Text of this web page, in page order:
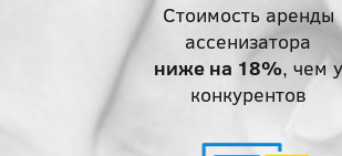
Стоимость аренды
ассенизатора
ниже на 18%, чем у
конкурентов